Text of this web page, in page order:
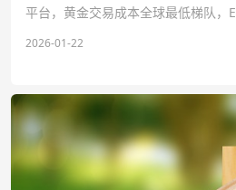
平台‌，‌黄金交易成本全球最低梯队‌，‌
忧。
2026-01-22